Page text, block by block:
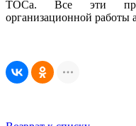
ТОСа. Все эти
организационной работы